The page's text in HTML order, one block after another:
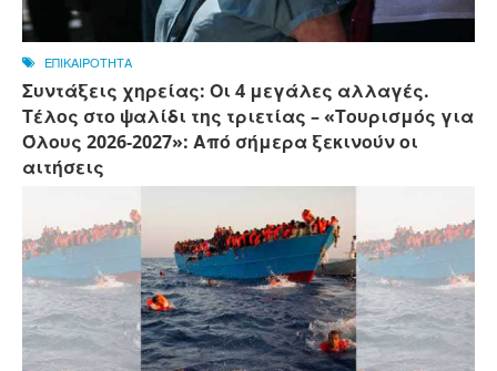
ΕΠΙΚΑΙΡΟΤΗΤΑ
Συντάξεις χηρείας: Οι 4 μεγάλες αλλαγές.
Τέλος στο ψαλίδι της τριετίας – «Τουρισμός για
Όλους 2026-2027»: Από σήμερα ξεκινούν οι
αιτήσεις